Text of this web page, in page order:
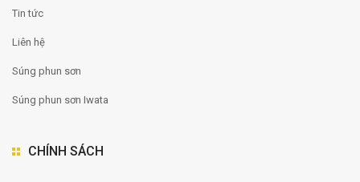
Tin tức
Liên hệ
Súng phun sơn
Súng phun sơn Iwata
CHÍNH SÁCH